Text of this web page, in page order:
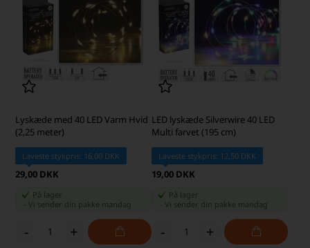
Lyskæde med 40 LED Varm Hvid
(2,25 meter)
Laveste stykpris: 16,00 DKK
29,00 DKK
På lager
-Vi sender din pakke mandag
- +
LED lyskæde Silverwire 40 LED
Multi farvet (195 cm)
Laveste stykpris: 12,50 DKK
19,00 DKK
På lager
Vi sender din pakke mandag
- +